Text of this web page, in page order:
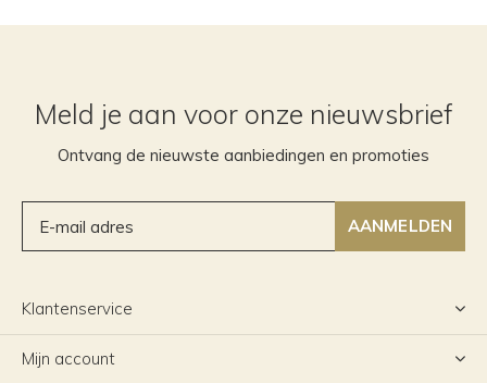
Meld je aan voor onze nieuwsbrief
Ontvang de nieuwste aanbiedingen en promoties
AANMELDEN
Klantenservice
Mijn account